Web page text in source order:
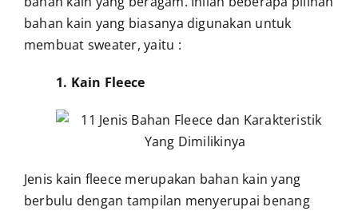
bahan kain yang biasanya digunakan untuk
membuat sweater, yaitu :
1. Kain Fleece
Jenis kain fleece merupakan bahan kain yang
berbulu dengan tampilan menyerupai benang